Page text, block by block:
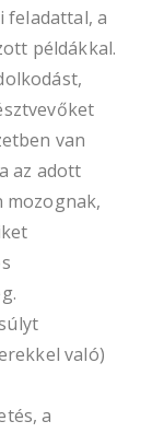
feladattal, a
példákkal.
van
az adott
mozognak,
való)
a